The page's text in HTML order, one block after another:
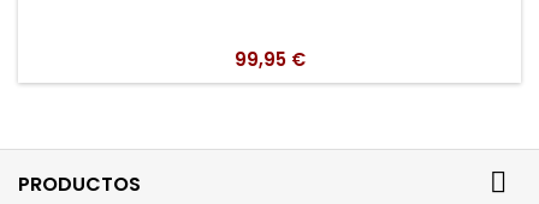
99,95 €
PRODUCTOS 